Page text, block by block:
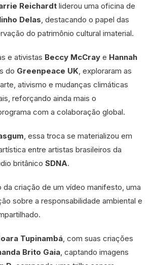
fonte
Reichardt liderou uma oficina de
Delas , destacando o papel das
do patrimônio cultural imaterial.
e ativistas Beccy McCray e Hannah
do Greenpeace UK , exploraram as
ativismo e mudanças climáticas
reforçando ainda mais o
com a colaboração global.
, essa troca se materializou em
entre artistas brasileiros da
britânico SDNA.
criação de um vídeo manifesto, uma
sobre a responsabilidade ambiental e
Tupinambá , com suas criações
Brito Gaia , captando imagens